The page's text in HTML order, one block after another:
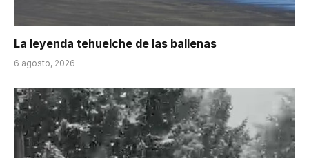
La leyenda tehuelche de las ballenas
6 agosto, 2026